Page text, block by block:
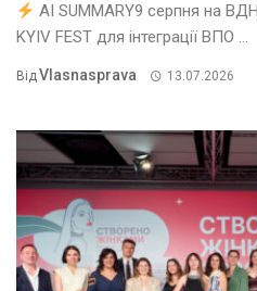
AI SUMMARY9 серпня на
KYIV FEST для інтеграції ВПО ...
ВідVlasnasprava 13.07.2026